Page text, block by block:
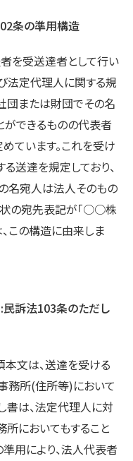
条の準用構造
を受送達者として行い
法定代理人に関する規
団または財団でその名
ができるものの代表者
ています。これを受け
送達を規定しており、
名宛人は法人そのもの
状の宛先表記が「○○株
この構造に由来しま
訴法103条のただし
文は、送達を受ける
務所(住所等)において
書は、法定代理人に対
においてもすること
用により、法人代表者